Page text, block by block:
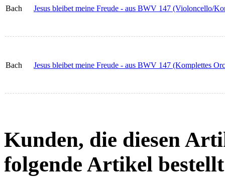
Bach Jesus bleibet meine Freude - aus BWV 147 (Violoncello/
Bach Jesus bleibet meine Freude - aus BWV 147 (Komplettes
Kunden, die diesen
folgende Artikel